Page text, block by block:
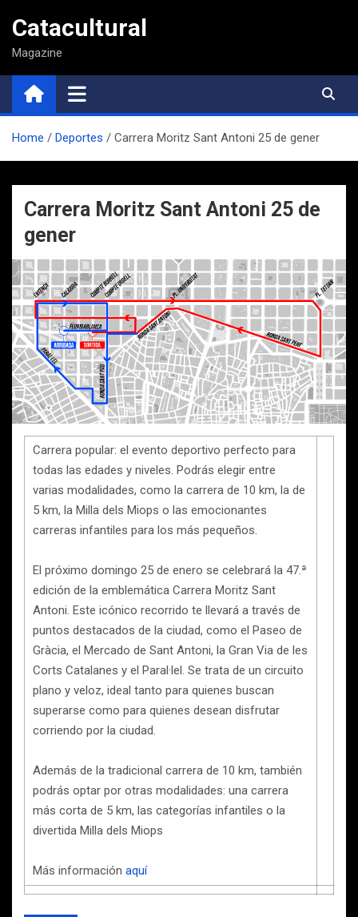
contenido
Catacultural
Magazine
Home Deportes Carrera Moritz Sant Antoni 25 de gener
Carrera Moritz Sant Antoni 25 de
gener
Carrera popular: el evento deportivo perfecto para
todas las edades y niveles. Podrás elegir entre
varias modalidades, como la carrera de 10 km, la de
5 km, la Milla dels Miops o las emocionantes
carreras infantiles para los más pequeños.
El próximo domingo 25 de enero se celebrará la 47.ª
edición de la emblemática Carrera Moritz Sant
Antoni. Este icónico recorrido te llevará a través de
puntos destacados de la ciudad, como el Paseo de
Gràcia, el Mercado de Sant Antoni, la Gran Via de les
Corts Catalanes y el Paral·lel. Se trata de un circuito
plano y veloz, ideal tanto para quienes buscan
superarse como para quienes desean disfrutar
corriendo por la ciudad.
Además de la tradicional carrera de 10 km, también
podrás optar por otras modalidades: una carrera
más corta de 5 km, las categorías infantiles o la
divertida Milla dels Miops
Más información aquí